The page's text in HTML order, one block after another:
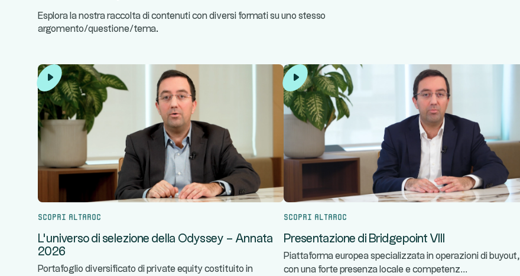
Esplora la nostra raccolta di contenuti con diversi formati su uno stesso
argomento/questione/tema.
Scopri Altaroc
L'universo di selezione della Odyssey – Annata
2026
Portafoglio diversificato di private equity costituito in
Scopri Altaroc
Presentazione di Bridgepoint VIII
Piattaforma europea specializzata in operazioni di buyout,
con una forte presenza locale e competenz...